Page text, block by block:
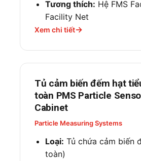
Tương thích: Hệ FMS
Facility Net
Xem chi tiết
Tủ cảm biến đếm hạt
toàn PMS Particle
Cabinet
Particle Measuring Systems
Loại: Tủ chứa cảm biến
toàn)